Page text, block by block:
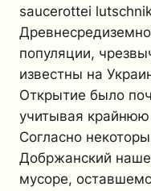
saucerottei
популяции,
известны на
Открытие было
учитывая
Согласно
Добржанский
мусоре,